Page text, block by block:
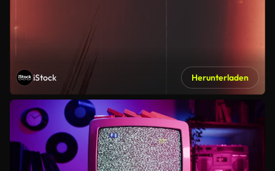
iStock Herunterladen